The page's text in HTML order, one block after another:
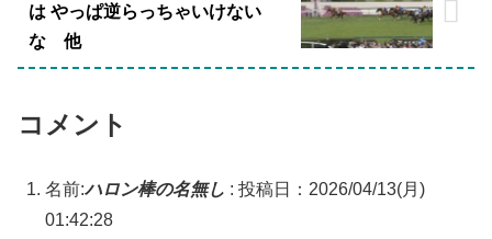
は やっぱ逆らっちゃいけない
な 他
コメント
名前:ハロン棒の名無し : 投稿日：2026/04/13(月)
01:42:28